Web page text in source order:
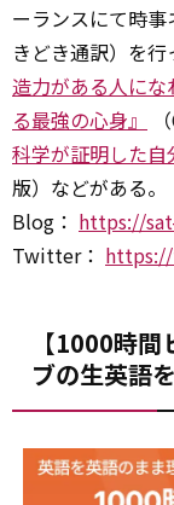
ーランスにて時
きどき通訳）を
造力がある人にな
る最強の心身』
科学が証明した自
版）などがある。
Blog： https://
Twitter：
【1000時
ブの生英語